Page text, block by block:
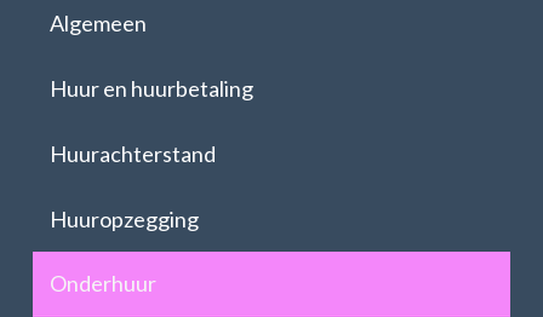
Algemeen
Huur en huurbetaling
Huurachterstand
Huuropzegging
Onderhuur